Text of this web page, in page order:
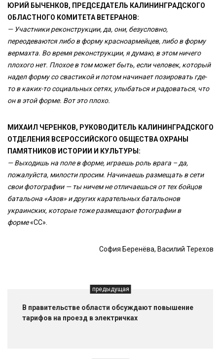
ЮРИЙ БЫЧЕНКОВ, ПРЕДСЕДАТЕЛЬ КАЛИНИНГРАДСКОГО
ОБЛАСТНОГО КОМИТЕТА ВЕТЕРАНОВ:
— Участники реконструкции, да, они, безусловно,
переодеваются либо в форму красноармейцев, либо в форму
вермахта. Во время реконструкции, я думаю, в этом ничего
плохого нет. Плохое в том может быть, если человек, который
надел форму со свастикой и потом начинает позировать где-
то в каких-то социальных сетях, улыбаться и радоваться, что
он в этой форме. Вот это плохо.
МИХАИЛ ЧЕРЕНКОВ, РУКОВОДИТЕЛЬ КАЛИНИНГРАДСКОГО
ОТДЕЛЕНИЯ ВСЕРОССИЙСКОГО ОБЩЕСТВА ОХРАНЫ
ПАМЯТНИКОВ ИСТОРИИ И КУЛЬТУРЫ:
— Выходишь на поле в форме, играешь роль врага – да,
пожалуйста, милости просим. Начинаешь размещать в сети
свои фотографии — ты ничем не отличаешься от тех бойцов
батальона «Азов» и других карательных батальонов
украинских, которые тоже размещают фотографии в
форме«СС».
София Беренёва, Василий Терехов
предыдущая
В правительстве области обсуждают повышение
тарифов на проезд в электричках